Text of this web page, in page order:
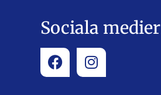
Sociala medier